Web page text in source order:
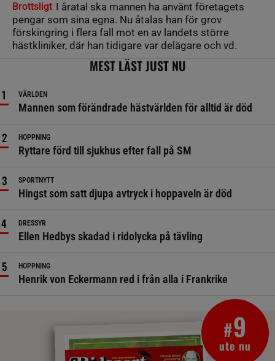
Brottsligt I åratal ska mannen ha använt företagets
pengar som sina egna. Nu åtalas han för grov
förskingring i flera fall mot en av landets större
hästkliniker, där han tidigare var delägare och vd.
MEST LÄST JUST NU
VÄRLDEN
Mannen som förändrade hästvärlden för alltid är död
HOPPNING
Ryttare förd till sjukhus efter fall på SM
SPORTNYTT
Hingst som satt djupa avtryck i hoppaveln är död
DRESSYR
Ellen Hedbys skadad i ridolycka på tävling
HOPPNING
Henrik von Eckermann red i från alla i Frankrike
#9
ute nu